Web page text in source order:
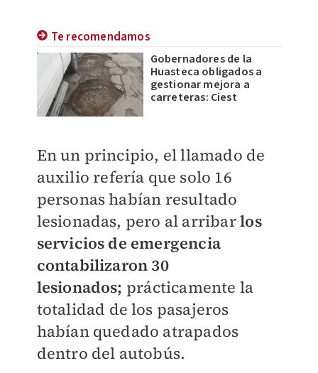
Te recomendamos
Gobernadores de la
Huasteca obligados a
gestionar mejora a
carreteras: Ciest
En un principio, el llamado de
auxilio refería que solo 16
personas habían resultado
lesionadas, pero al arribarlos
servicios de emergencia
contabilizaron 30
lesionados; prácticamente la
totalidad de los pasajeros
habían quedado atrapados
dentro del autobús.